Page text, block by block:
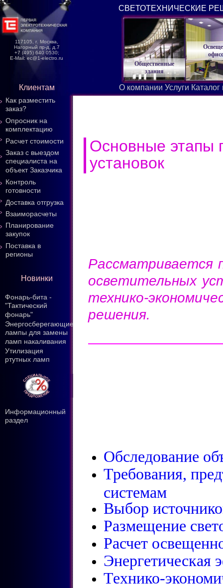
Основные этапы
установок
Рассматривается
осветительных
технико-
решения.
Обследование
Требования,
системам
Выбор
Размещение
Расчет
Энергетическая
Технико-
Как разместить
заказ?
Опросник на
комплектацию
Расчет стоимости
Заказ с выездом
специалиста на
объект Заказчика
Контроль
готовности
Доставка отгрузка
Взаиморасчеты
Планирование
закупок
Поставка в
регионы
Новинки
Фонарь-бита -
"Тактический
фонарь"
Энергосберегающие
лампы для замены
ламп накаливания
Утилизация
ртутных ламп
Информационный
раздел
117105, г. Москва,
Нагорный пр-д, д.7
+7 (495) 640 0530;
E-Mail: ec@1-electro.ru
Клиентам
СВЕТОТЕХНИЧЕСКИЕ
Общественные
здания
О компании Услуги